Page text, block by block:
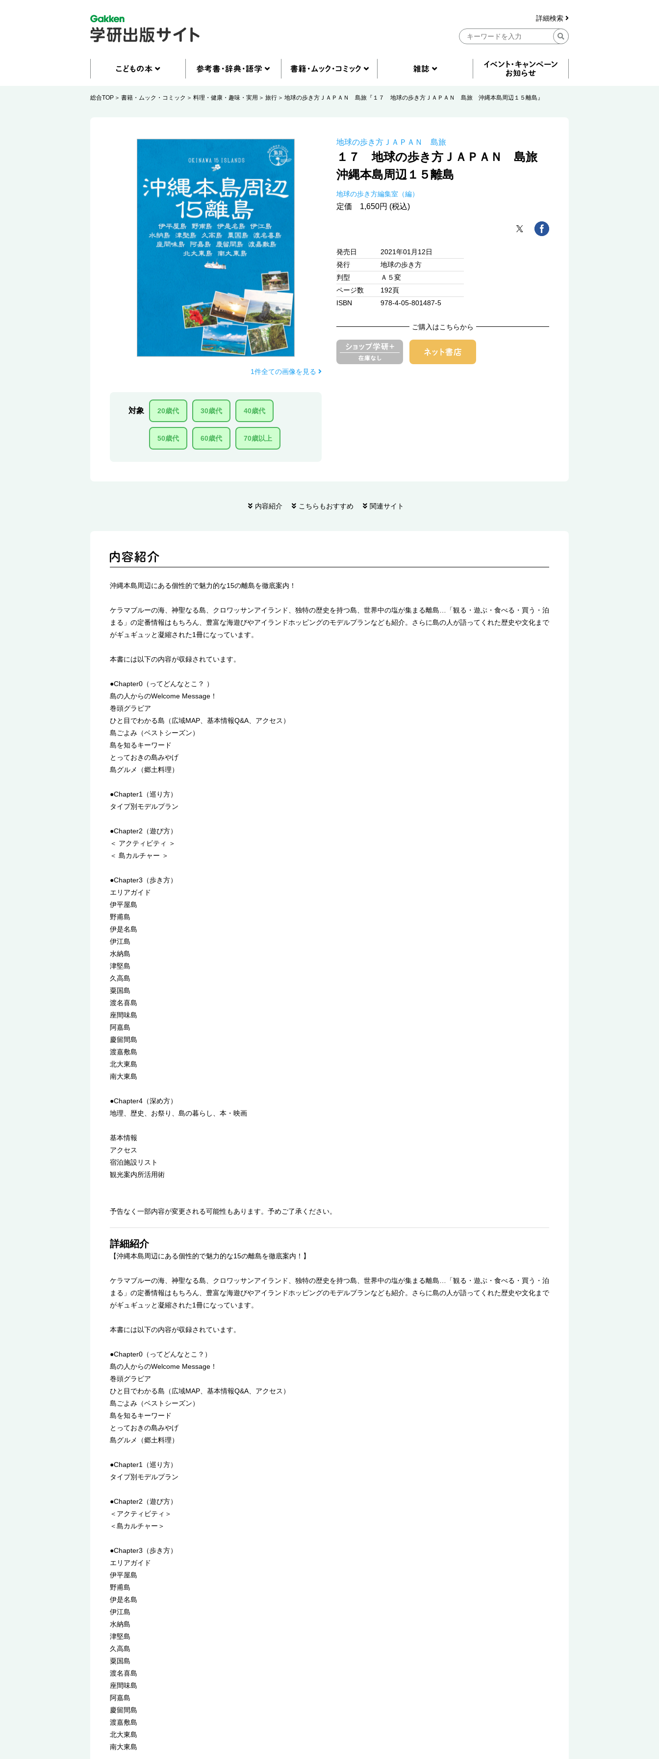
詳細検索
総合TOP 書籍・ムック・コミック 料理・健康・趣味・実用 旅行 地球の歩き方ＪＡＰＡＮ 島旅『１７ 地球の歩き方ＪＡＰＡＮ 島旅 沖縄本島周辺１５離島』
1件全ての画像を見る
対象 20歳代 30歳代 40歳代
50歳代 60歳代 70歳以上
地球の歩き方ＪＡＰＡＮ 島旅
１７ 地球の歩き方ＪＡＰＡＮ 島旅
沖縄本島周辺１５離島
地球の歩き方編集室（編）
定価 1,650円 (税込)
発売日
2021年01月12日
発行
地球の歩き方
判型
Ａ５変
ページ数
192頁
ISBN
978-4-05-801487-5
ご購入はこちらから
内容紹介 こちらもおすすめ 関連サイト
沖縄本島周辺にある個性的で魅力的な15の離島を徹底案内！
ケラマブルーの海、神聖なる島、クロワッサンアイランド、独特の歴史を持つ島、世界中の塩が集まる離島…「観る・遊ぶ・食べる・買う・泊
まる」の定番情報はもちろん、豊富な海遊びやアイランドホッピングのモデルプランなども紹介。さらに島の人が語ってくれた歴史や文化まで
がギュギュッと凝縮された1冊になっています。
本書には以下の内容が収録されています。
●Chapter0（ってどんなとこ？ ）
島の人からのWelcome Message！
巻頭グラビア
ひと目でわかる島（広域MAP、基本情報Q&A、アクセス）
島ごよみ（ベストシーズン）
島を知るキーワード
とっておきの島みやげ
島グルメ（郷土料理）
●Chapter1（巡り方）
タイプ別モデルプラン
●Chapter2（遊び方）
＜ アクティビティ ＞
＜ 島カルチャー ＞
●Chapter3（歩き方）
エリアガイド
伊平屋島
野甫島
伊是名島
伊江島
水納島
津堅島
久高島
粟国島
渡名喜島
座間味島
阿嘉島
慶留間島
渡嘉敷島
北大東島
南大東島
●Chapter4（深め方）
地理、歴史、お祭り、島の暮らし、本・映画
基本情報
アクセス
宿泊施設リスト
観光案内所活用術
予告なく一部内容が変更される可能性もあります。予めご了承ください。
詳細紹介
【沖縄本島周辺にある個性的で魅力的な15の離島を徹底案内！】
ケラマブルーの海、神聖なる島、クロワッサンアイランド、独特の歴史を持つ島、世界中の塩が集まる離島…「観る・遊ぶ・食べる・買う・泊
まる」の定番情報はもちろん、豊富な海遊びやアイランドホッピングのモデルプランなども紹介。さらに島の人が語ってくれた歴史や文化まで
がギュギュッと凝縮された1冊になっています。
本書には以下の内容が収録されています。
●Chapter0（ってどんなとこ？）
島の人からのWelcome Message！
巻頭グラビア
ひと目でわかる島（広域MAP、基本情報Q&A、アクセス）
島ごよみ（ベストシーズン）
島を知るキーワード
とっておきの島みやげ
島グルメ（郷土料理）
●Chapter1（巡り方）
タイプ別モデルプラン
●Chapter2（遊び方）
＜アクティビティ＞
＜島カルチャー＞
●Chapter3（歩き方）
エリアガイド
伊平屋島
野甫島
伊是名島
伊江島
水納島
津堅島
久高島
粟国島
渡名喜島
座間味島
阿嘉島
慶留間島
渡嘉敷島
北大東島
南大東島